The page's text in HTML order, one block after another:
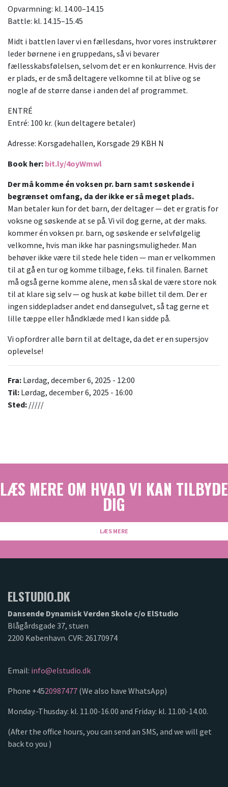
Opvarmning: kl. 14.00–14.15
Battle: kl. 14.15–15.45
Midt i battlen laver vi en fællesdans, hvor vores instruktører
leder børnene i en gruppedans, så vi bevarer
fællesskabsfølelsen, selvom det er en konkurrence. Hvis der
er plads, er de små deltagere velkomne til at blive og se
nogle af de større danse i anden del af programmet.
ENTRÉ
Entré: 100 kr. (kun deltagere betaler)
Adresse: Korsgadehallen, Korsgade 29 KBH N
Book her: bit.ly/4oyWmwl
Der må komme én voksen pr. barn samt søskende i
begrænset omfang, da der ikke er så meget plads.
Man betaler kun for det barn, der deltager — det er gratis for
voksne og søskende at se på. Vi vil dog gerne, at der maks.
kommer én voksen pr. barn, og søskende er selvfølgelig
velkomne, hvis man ikke har pasningsmuligheder. Man
behøver ikke være til stede hele tiden — man er velkommen
til at gå en tur og komme tilbage, f.eks. til finalen. Barnet
må også gerne komme alene, men så skal de være store nok
til at klare sig selv — og husk at købe billet til dem. Der er
ingen siddepladser andet end dansegulvet, så tag gerne et
lille tæppe eller håndklæde med I kan sidde på.
Vi opfordrer alle børn til at deltage, da det er en supersjov
oplevelse!
Fra: Lørdag, december 6, 2025 - 12:00
Til: Lørdag, december 6, 2025 - 16:00
Sted: /////
LÆS MERE OM HVAD VI KAN TILBYDE
DIG
LÆS MERE
ELSTUDIO.DK
Dansende Dynamisk Verden Skole c/o ElStudio
Blågårdsgade 37, stuen
2200 København. CVR: 26170974
Email: info@elstudio.dk
Phone +4520987477 (We also have WhatsApp)
Monday.-Thusday: kl. 11.00-16.00 and Friday: kl. 11.00-14.00.
(After the office hours, you can send an SMS, and we will get
back to you )